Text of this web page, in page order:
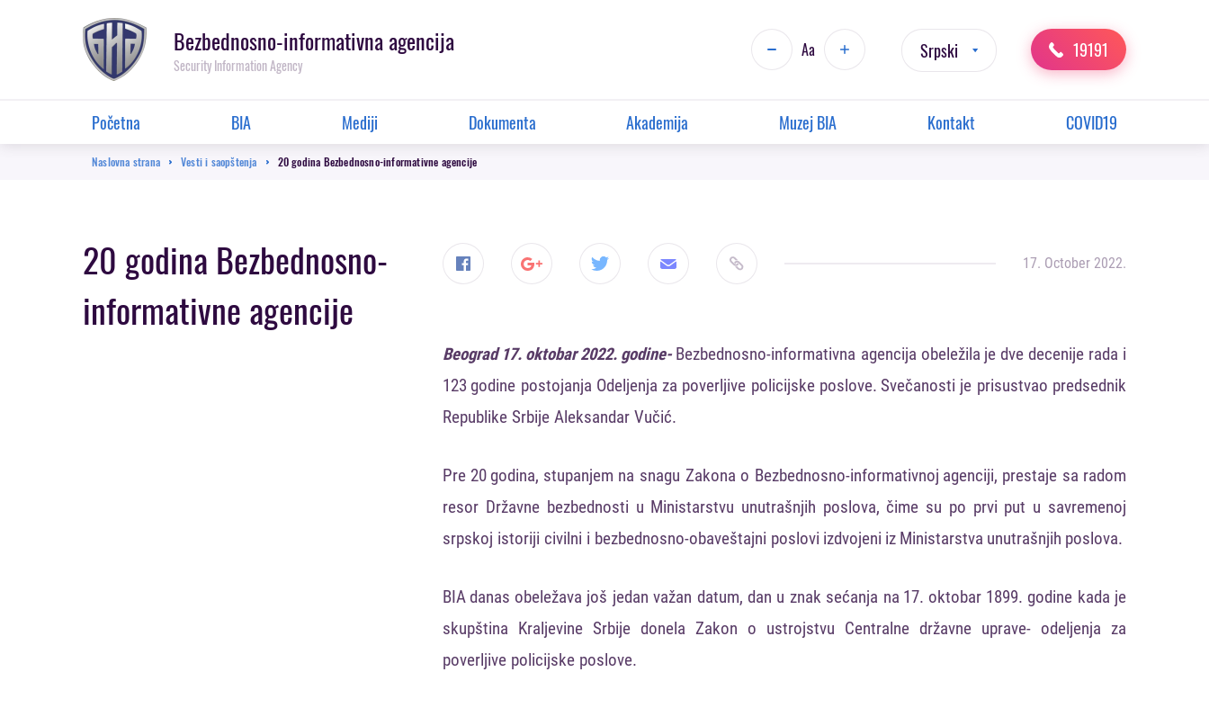
Bezbednosno-informativna agencija
Security Information Agency
Aa Srpski 19191
Glavna
navigacija
Početna BIA Mediji Dokumenta Akademija Muzej BIA Kontakt COVID19
Breadcrumb
Naslovna strana Vesti i saopštenja 20 godina Bezbednosno-informativne agencije
20 godina Bezbednosno-
informativne agencije
17. October 2022.
Beograd 17. oktobar 2022. godine- Bezbednosno-informativna agencija obeležila je dve decenije rada i
123 godine postojanja Odeljenja za poverljive policijske poslove. Svečanosti je prisustvao predsednik
Republike Srbije Aleksandar Vučić.
Pre 20 godina, stupanjem na snagu Zakona o Bezbednosno-informativnoj agenciji, prestaje sa radom
resor Državne bezbednosti u Ministarstvu unutrašnjih poslova, čime su po prvi put u savremenoj
srpskoj istoriji civilni i bezbednosno-obaveštajni poslovi izdvojeni iz Ministarstva unutrašnjih poslova.
BIA danas obeležava još jedan važan datum, dan u znak sećanja na 17. oktobar 1899. godine kada je
skupština
Kraljevine Srbije donela Zakon o ustrojstvu Centralne državne uprave- odeljenja za
poverljive policijske poslove.